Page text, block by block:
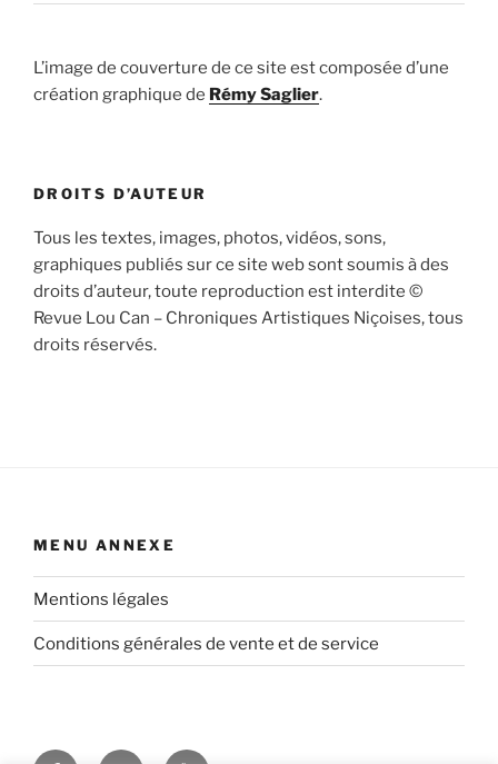
L’image de couverture de ce site est composée d’une
création graphique de Rémy Saglier.
DROITS D’AUTEUR
Tous les textes, images, photos, vidéos, sons,
graphiques publiés sur ce site web sont soumis à des
droits d’auteur, toute reproduction est interdite ©
Revue Lou Can – Chroniques Artistiques Niçoises, tous
droits réservés.
MENU ANNEXE
Mentions légales
Conditions générales de vente et de service